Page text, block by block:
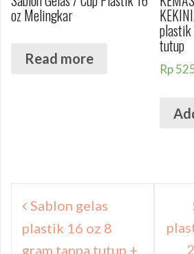
oz Melingkar
Read more
tutup
Rp
Navigasi
posSablon gelas
plastik 16 oz 8
gram tanpa tutup +